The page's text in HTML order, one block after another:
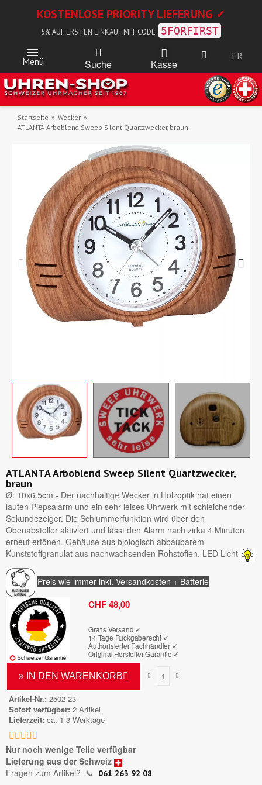
KOSTENLOSE PRIORITY LIEFERUNG ✓
5% AUF ERSTEN EINKAUF MIT CODE 5FORFIRST
Menü Suche Kasse
FR
Startseite
Wecker
ATLANTA Arboblend Sweep Silent Quartzwecker, braun
ATLANTA Arboblend Sweep Silent Quartzwecker,
braun
Ø: 10x6.5cm - Der nachhaltige Wecker in Holzoptik hat einen
lauten Piepsalarm und ein sehr leises Uhrwerk mit schleichender
Sekundezeiger. Die Schlummerfunktion wird über den
Obenabsteller aktiviert und lässt den Alarm nach zirka 4 Minuten
erneut ertönen. Gehäuse aus biologisch abbaubarem
Kunststoffgranulat aus nachwachsenden Rohstoffen. LED Licht
Preis wie immer inkl. Versandkosten + Batterie
CHF 48,00
Gratis Versand ✓
14 Tage Rückgaberecht ✓
Authorisierter Fachhändler ✓
Original Hersteller Garantie ✓
» IN DEN WARENKORB
Artikel-Nr. 2502-23
Sofort verfügbar 2 Artikel
Lieferzeit ca. 1-3 Werktage
    
Nur noch wenige Teile verfügbar
Lieferung aus der Schweiz
Fragen zum Artikel? 📞 061 263 92 08